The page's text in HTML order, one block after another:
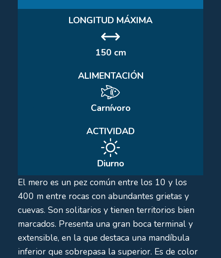
LONGITUD MÁXIMA
150 cm
ALIMENTACIÓN
Carnívoro
ACTIVIDAD
Diurno
El mero es un pez común entre los 10 y los
400 m entre rocas con abundantes grietas y
cuevas. Son solitarios y tienen territorios bien
marcados. Presenta una gran boca terminal y
extensible, en la que destaca una mandíbula
inferior que sobrepasa la superior. Es de color